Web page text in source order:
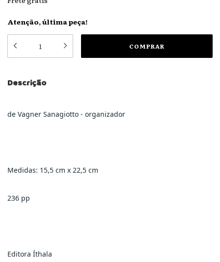
Atenção, última peça!
Descrição
de Vagner Sanagiotto - organizador
Medidas: 15,5 cm x 22,5 cm
236 pp
Editora Íthala